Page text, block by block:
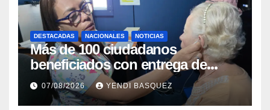
DESTACADAS NACIONALES NOTICIAS
Más de 100 ciudadanos
beneficiados con entrega de
prótesis auditivas en el Centro de
Rehabilitación J.J. Arvelo
07/08/2026 YENDI BASQUEZ